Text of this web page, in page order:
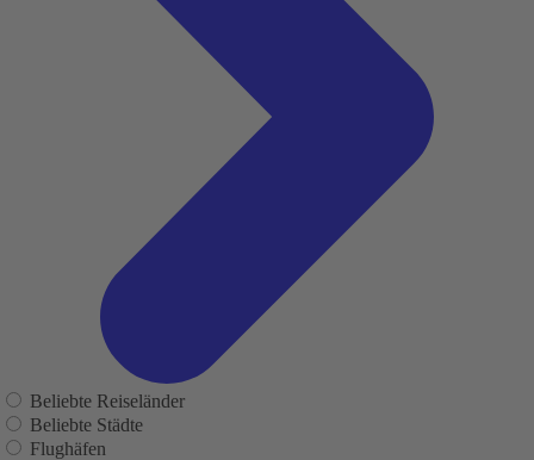
Beliebte Reiseländer
Beliebte Städte
Flughäfen